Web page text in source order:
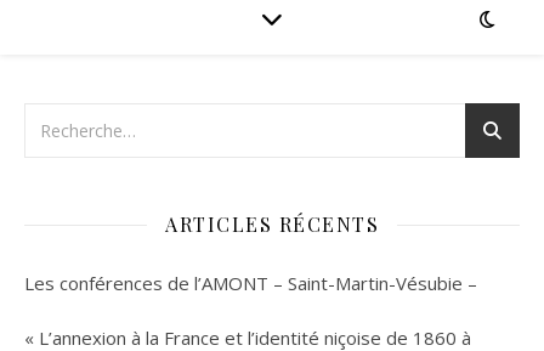
ARTICLES RÉCENTS
Les conférences de l’AMONT – Saint-Martin-Vésubie –
« L’annexion à la France et l’identité niçoise de 1860 à